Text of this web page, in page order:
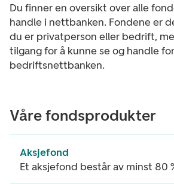
Du finner en oversikt over alle
handle i nettbanken. Fondene er
du er privatperson eller bedrift,
tilgang for å kunne se og handle
bedriftsnettbanken.
Våre fondsprodukter
Aksjefond
Et aksjefond består av minst 80